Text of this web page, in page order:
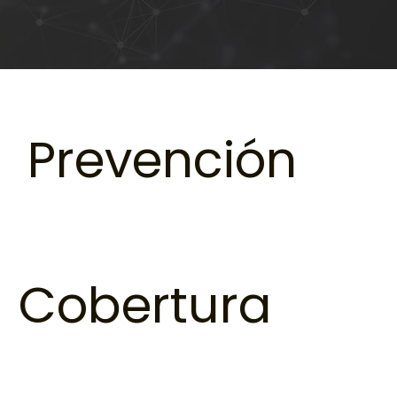
Prevención
Cobertura